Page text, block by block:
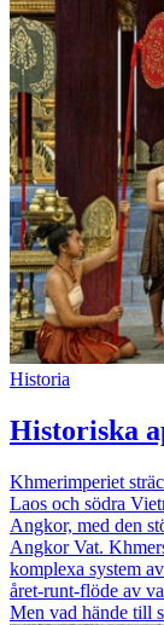
Historia
Historiska
Khmerimperiet
Laos och södra
Angkor, med den
Angkor Vat.
komplexa system
året-runt-flöde av
Men vad hände till